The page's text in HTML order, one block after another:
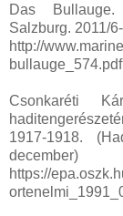
Das Bullauge.
Salzburg. 2011/
http://
bullauge_574.pdf
Csonkaréti
1917-1918.
december)
https://